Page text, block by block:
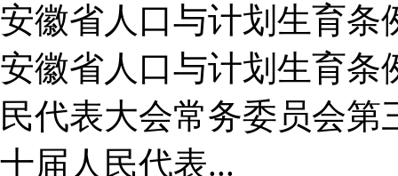
安徽省人口与计划生育条
安徽省人口与计划生育条
民代表大会常务委员会
十届人民代表...